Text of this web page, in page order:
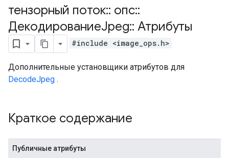
тензорный поток:: опс::
ДекодированиеJpeg:: Атрибуты
#include <image_ops.h>
Дополнительные установщики атрибутов для
DecodeJpeg .
Краткое содержание
Публичные атрибуты